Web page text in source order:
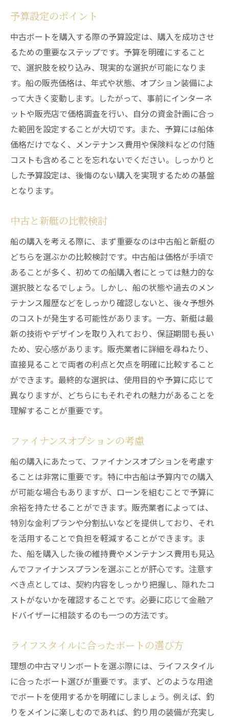
メンテナンスのしやすさ
エンジン音と振動のチェック
デザイン選びも楽しい理想の船を見つけるコツ
デザインがもたらす印象の違い
カスタマイズ可能なオプション
機能美とデザインの両立
流行と個性のバランス
海洋環境を考慮したデザイン
使用シーンに応じたレイアウト選び
メンテナンスの重要性中古ボート購入後の安心
定期的なメンテナンスの計画
消耗品の交換時期
プロによる点検の必要性
自分でできるメンテナンス
長期保管時の留意点
メンテナンス記録の管理
理想のマリンライフを実現するための具体的な
準備
必要なライセンスの取得
マリンスポーツの幅を広げる装備
保険の選び方とその重要性
マリーナの選定と契約
初めての海洋アドベンチャーの計画
実際の使用をイメージする試乗のすすめ
試乗で確認するべきポイント
異なる環境での試乗比較
試乗中のフィードバックを活用する
実際の操縦感覚をつかむ
試乗後の決断の基準
試乗前に準備する質問リスト
中古マリンボート購入で避けたいトラブルとそ
の解決策
契約トラブルを避ける方法
中古艇選びでの落とし穴
購入後のトラブル対応策
保証内容の確認と活用
信頼できる専門家への相談
予算設定のポイント
中古ボートを購入する際の予算設定は、購入を成功させ
るための重要なステップです。予算を明確にすること
で、選択肢を絞り込み、現実的な選択が可能になりま
す。船の販売価格は、年式や状態、オプション装備によ
って大きく変動します。したがって、事前にインターネ
ットや販売店で価格調査を行い、自分の資金計画に合っ
た範囲を設定することが大切です。また、予算には船体
価格だけでなく、メンテナンス費用や保険料などの付随
コストも含めることを忘れないでください。しっかりと
した予算設定は、後悔のない購入を実現するための基盤
となります。
中古と新艇の比較検討
船の購入を考える際に、まず重要なのは中古船と新艇の
どちらを選ぶかの比較検討です。中古船は価格が手頃で
あることが多く、初めての船購入者にとっては魅力的な
選択肢となるでしょう。しかし、船の状態や過去のメン
テナンス履歴などをしっかり確認しないと、後々予想外
のコストが発生する可能性があります。一方、新艇は最
新の技術やデザインを取り入れており、保証期間も長い
ため、安心感があります。販売業者に詳細を尋ねたり、
直接見ることで両者の利点と欠点を明確に比較すること
ができます。最終的な選択は、使用目的や予算に応じて
異なりますが、どちらにもそれぞれの魅力があることを
理解することが重要です。
ファイナンスオプションの考慮
船の購入にあたって、ファイナンスオプションを考慮す
ることは非常に重要です。特に中古船は予算内での購入
が可能な場合もありますが、ローンを組むことで予算に
余裕を持たせることができます。販売業者によっては、
特別な金利プランや分割払いなどを提供しており、それ
を活用することで負担を軽減することができます。ま
た、船を購入した後の維持費やメンテナンス費用も見込
んでファイナンスプランを選ぶことが肝心です。注意す
べき点としては、契約内容をしっかり把握し、隠れたコ
ストがないかを確認することです。必要に応じて金融ア
ドバイザーに相談するのも一つの方法です。
ライフスタイルに合ったボートの選び方
理想の中古マリンボートを選ぶ際には、ライフスタイル
に合ったボート選びが重要です。まず、どのような用途
でボートを使用するかを明確にしましょう。例えば、釣
りをメインに楽しむのであれば、釣り用の装備が充実し